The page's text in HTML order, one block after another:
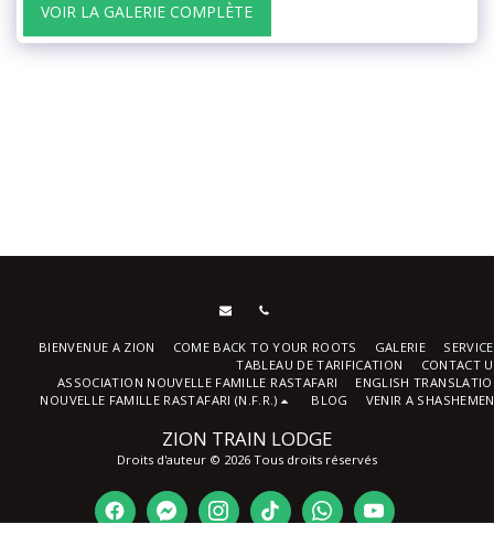
VOIR LA GALERIE COMPLÈTE
ZION TRAIN LODGE
Droits d'auteur © 2026 Tous droits réservés
BIENVENUE A ZION COME BACK TO YOUR ROOTS GALERIE
TABLEAU DE TARIFICATION
CONTACT
ASSOCIATION NOUVELLE FAMILLE RASTAFARI
ENGLISH
NOUVELLE FAMILLE RASTAFARI (N.F.R.)
BLOG VENIR A